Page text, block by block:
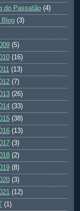
do Passatão (4)
Blog (3)
(5)
(16)
(13)
(7)
(26)
(33)
(38)
(13)
(3)
(2)
(8)
(3)
(12)
(1)